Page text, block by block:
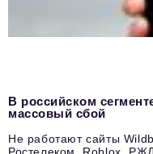
В российском
массовый сбой
Не работают сайты
Ростелеком, Roblox,